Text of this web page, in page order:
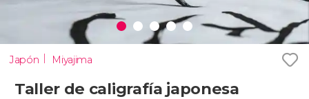
Japón Miyajima
Taller de caligrafía japonesa